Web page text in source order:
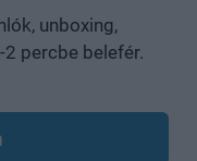
unboxing,
percbe belefér.